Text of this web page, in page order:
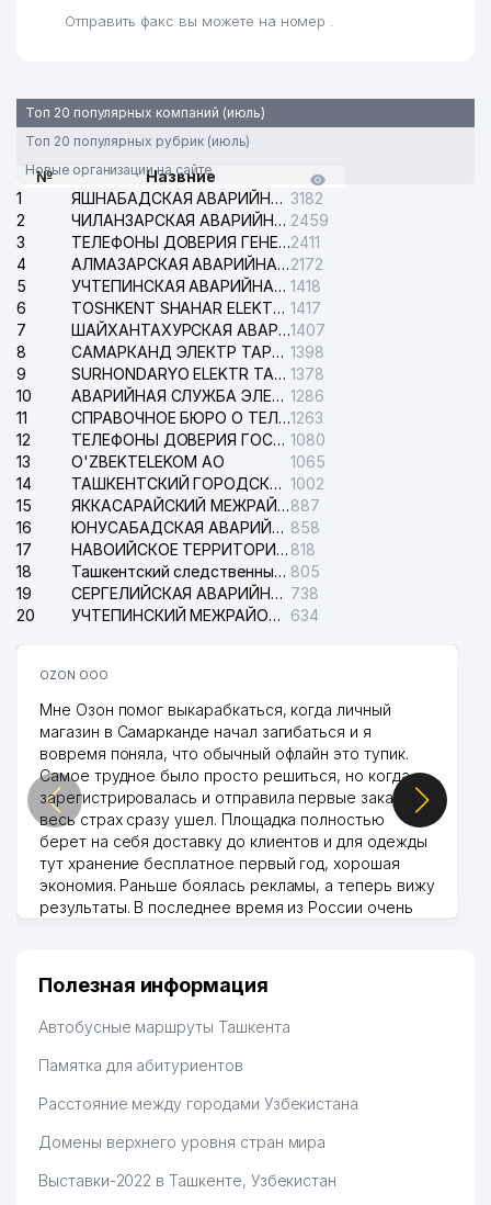
Отправить факс вы можете на номер .
Топ 20 популярных компаний (июль)
Топ 20 популярных рубрик (июль)
Новые организации на сайте
№
Назвние
1
ЯШНАБАДСКАЯ АВАРИЙНАЯ СЛУЖБА ЭЛЕКТРОСЕТИ 3182
2
ЧИЛАНЗАРСКАЯ АВАРИЙНАЯ СЛУЖБА ЭЛЕКТРОСЕТИ 2459
3
ТЕЛЕФОНЫ ДОВЕРИЯ ГЕНЕРАЛЬНОЙ ПРОКУРАТУРЫ РЕСПУБЛИКИ УЗБЕКИСТАН2411
4
АЛМАЗАРСКАЯ АВАРИЙНАЯ СЛУЖБА ЭЛЕКТРОСЕТИ2172
5
УЧТЕПИНСКАЯ АВАРИЙНАЯ СЛУЖБА ЭЛЕКТРОСЕТИ 1418
6
TOSHKENT SHAHAR ELEKTR TARMOQLARI KORXONASI АО 1417
7
ШАЙХАНТАХУРСКАЯ АВАРИЙНАЯ СЛУЖБА ЭЛЕКТРОСЕТИ1407
8
САМАРКАНД ЭЛЕКТР ТАРМОКЛАРИ АО 1398
9
SURHONDARYO ELEKTR TARMOKLARI АО 1378
10
АВАРИЙНАЯ СЛУЖБА ЭЛЕКТРОСЕТИ ТАШКЕНТСКОГО РАЙОНА 1286
11
СПРАВОЧНОЕ БЮРО О ТЕЛЕФОНАХ ОРГАНИЗАЦИЙ г. ТАШКЕНТА1263
12
ТЕЛЕФОНЫ ДОВЕРИЯ ГОСУДАРСТВЕННОГО ЦЕНТРА ТЕСТИРОВАНИЯ 1080
13
O'ZBEKTELEKOM АО
1065
14
ТАШКЕНТСКИЙ ГОРОДСКОЙ СУД ПО ГРАЖДАНСКИМ ДЕЛАМ 1002
15
ЯККАСАРАЙСКИЙ МЕЖРАЙОННЫЙ СУД ПО ГРАЖДАНСКИМ ДЕЛАМ887
16
ЮНУСАБАДСКАЯ АВАРИЙНАЯ СЛУЖБА ЭЛЕКТРОСЕТИ 858
17
НАВОИЙСКОЕ ТЕРРИТОРИАЛЬНОЕ ПРЕДПРИЯТИЕ ЭЛЕКТРОСЕТИ АО 818
18
Ташкентский следственный изолятор 805
19
СЕРГЕЛИЙСКАЯ АВАРИЙНАЯ СЛУЖБА ЭЛЕКТРОСЕТИ 738
20
УЧТЕПИНСКИЙ МЕЖРАЙОННЫЙ СУД ПО ГРАЖДАНСКИМ ДЕЛАМ 634
OZON ООО
Мне Озон помог выкарабкаться, когда личный
магазин в Самарканде начал загибаться и я
вовремя поняла, что обычный офлайн это тупик.
Самое трудное было просто решиться, но когда
зарегистрировалась и отправила первые заказы,
весь страх сразу ушел. Площадка полностью
берет на себя доставку до клиентов и для одежды
тут хранение бесплатное первый год, хорошая
экономия. Раньше боялась рекламы, а теперь вижу
результаты. В последнее время из России очень
Hamida 03.08.2026 12:45:39
Полезная информация
Автобусные маршруты Ташкента
Памятка для абитуриентов
Расстояние между городами Узбекистана
Домены верхнего уровня стран мира
Выставки-2022 в Ташкенте, Узбекистан